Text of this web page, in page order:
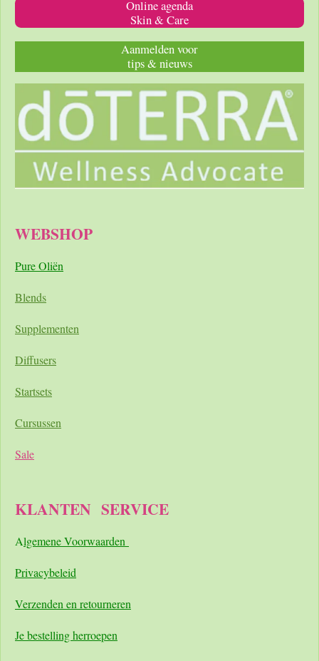
Online agenda
Skin & Care
Aanmelden voor
tips & nieuws
WEBSHOP
Pure Oliën
Blends
Supplementen
Diffusers
Startsets
Cursussen
Sale
KLANTEN SERVICE
Algemene Voorwaarden
Privacybeleid
Verzenden en retourneren
Je bestelling herroepen